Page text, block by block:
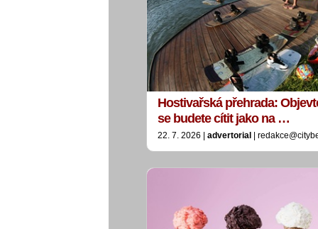
Hostivařská přehrada:
se budete cítit jako na …
22. 7. 2026 | advertorial |